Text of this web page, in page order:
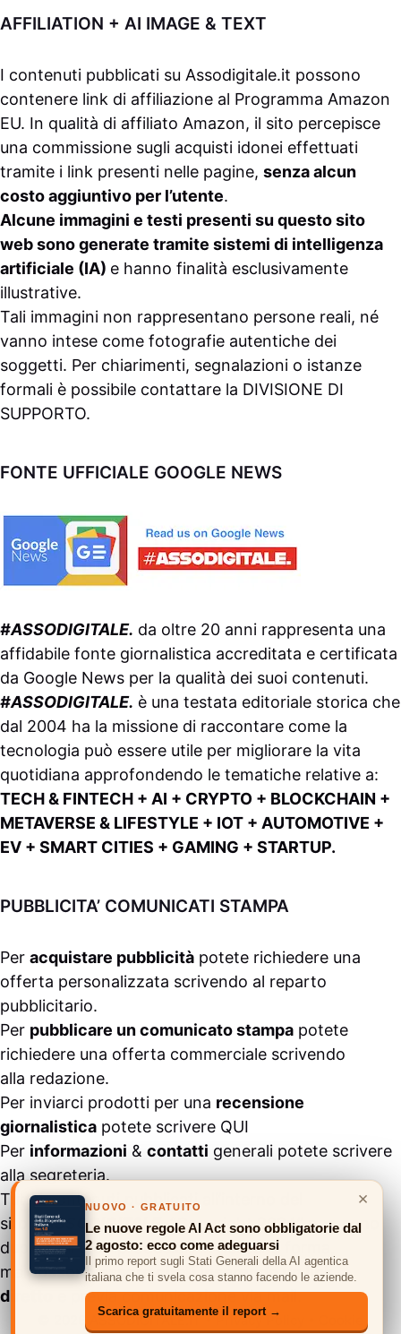
AFFILIATION + AI IMAGE & TEXT
I contenuti pubblicati su Assodigitale.it possono
contenere link di affiliazione al Programma Amazon
EU. In qualità di affiliato Amazon, il sito percepisce
una commissione sugli acquisti idonei effettuati
tramite i link presenti nelle pagine, senza alcun
costo aggiuntivo per l’utente.
Alcune immagini e testi presenti su questo sito
web sono generate tramite sistemi di intelligenza
artificiale (IA) e hanno finalità esclusivamente
illustrative.
Tali immagini non rappresentano persone reali, né
vanno intese come fotografie autentiche dei
soggetti. Per chiarimenti, segnalazioni o istanze
formali è possibile contattare la DIVISIONE DI
SUPPORTO.
FONTE UFFICIALE GOOGLE NEWS
#ASSODIGITALE. da oltre 20 anni rappresenta una
affidabile fonte giornalistica accreditata e certificata
da Google News per la qualità dei suoi contenuti.
#ASSODIGITALE. è una testata editoriale storica che
dal 2004 ha la missione di raccontare come la
tecnologia può essere utile per migliorare la vita
quotidiana approfondendo le tematiche relative a:
TECH & FINTECH + AI + CRYPTO + BLOCKCHAIN +
METAVERSE & LIFESTYLE + IOT + AUTOMOTIVE +
EV + SMART CITIES + GAMING + STARTUP.
PUBBLICITA’ COMUNICATI STAMPA
Per acquistare pubblicità potete richiedere una
offerta personalizzata scrivendo al reparto
pubblicitario.
Per pubblicare un comunicato stampa potete
richiedere una offerta commerciale scrivendo
alla redazione.
Per inviarci prodotti per una recensione
giornalistica potete scrivere QUI
Per informazioni & contatti generali potete scrivere
allasegreteria.
Tutti i contenuti pubblicati all’interno del
sito #ASSODIGITALE.“Copyright 2024” non sono
duplicabili e/o riproducibili in nessuna forma,
ma possono essere citati inserendo un link
diretto
e previa comunicazione viamail.
© 2026 ASSODIGITALE.IT•Privacy Policy
×
NUOVO · GRATUITO
Le nuove regole AI Act sono obbligatorie dal
2 agosto: ecco come adeguarsi
Il primo report sugli Stati Generali della AI agentica
italiana che ti svela cosa stanno facendo le aziende.
Scarica gratuitamente il report →